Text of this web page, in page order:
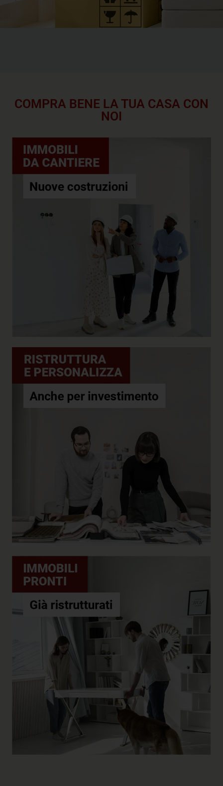
COMPRA BENE LA TUA CASA CON
NOI